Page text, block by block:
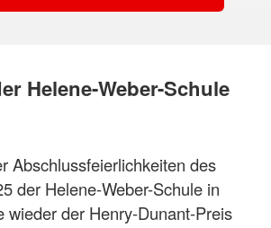
Helene-Weber-Schule
Abschlussfeierlichkeiten des
der Helene-Weber-Schule in
wieder der Henry-Dunant-Preis